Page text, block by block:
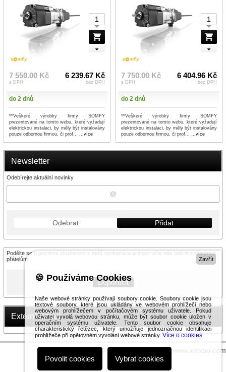
Newsletter
Odebírejte aktuální novinky
Odebrat Přidat
Podělte se o pozitivní zkušenost z naší spolupráce a doporučte nás Vašim známým a
přátelům:
Doporučit
Externí modul
7 550.00 Kč
s DPH
6 239.67 Kč
bez DPH
do 2 dnů
**Veškeré výrobky firmy SOMFY
prezentované na tomto webu, které vyžadují
elektrickou instalaci, by měly být instalovány
pouze odbornou firmou, či prof... ...více
7 750.00 Kč
s DPH
6 404.96 Kč
bez DPH
do 2 dnů
**Veškeré výrobky firmy SOMFY
prezentované na tomto webu, které vyžadují
elektrickou instalaci, by měly být instalovány
pouze odbornou firmou, či prof... ...více
© 2026 WEXBO | www.wexbo.com
Zavřít
🍪 Používáme Cookies
Naše webové stránky používají soubory cookie. Soubory cookie jsou
textové soubory, které jsou ukládány ve webovém prohlížeči nebo
webovým prohlížečem v počítačovém systému uživatele. Pokud
uživatel vyvolá webovou stránku, může být soubor cookie uložen v
operačním systému uživatele. Tento soubor cookie obsahuje
charakteristický řetězec, který umožňuje jednoznačnou identifikaci
prohlížeče při opětovném vyvolání webové stránky.Více o cookies
Povolit cookies Vybrat cookies